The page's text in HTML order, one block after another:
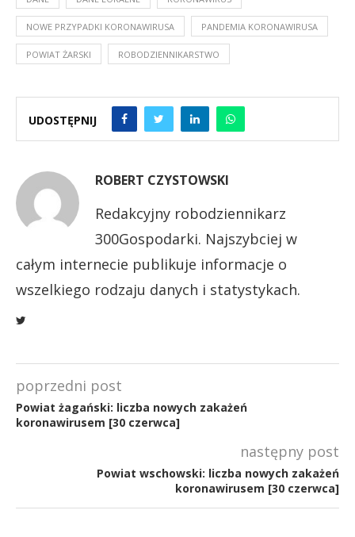
NOWE PRZYPADKI KORONAWIRUSA PANDEMIA KORONAWIRUSA
POWIAT ŻARSKI ROBODZIENNIKARSTWO
UDOSTĘPNIJ
ROBERT CZYSTOWSKI
Redakcyjny robodziennikarz
300Gospodarki. Najszybciej w
całym internecie publikuje informacje o
wszelkiego rodzaju danych i statystykach.
poprzedni post
Powiat żagański: liczba nowych zakażeń
koronawirusem [30 czerwca]
następny post
Powiat wschowski: liczba nowych zakażeń
koronawirusem [30 czerwca]